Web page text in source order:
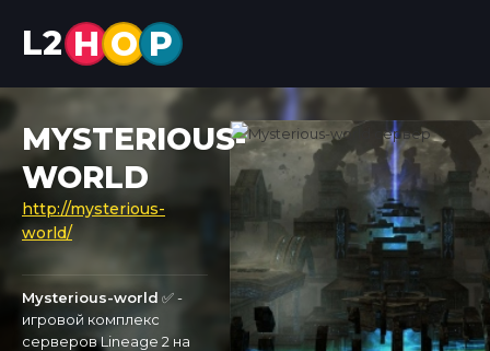
L2 H O P
MYSTERIOUS-
WORLD
http://mysterious-
world/
Mysterious-world ✅ -
игровой комплекс
серверов Lineage 2 на